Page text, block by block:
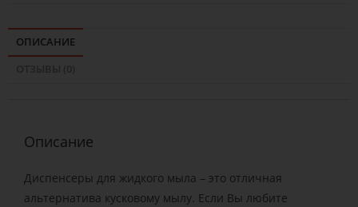
ОПИСАНИЕ
Описание
Диспенсеры для жидкого мыла – это отличная
альтернатива кусковому мылу. Если Вы любите